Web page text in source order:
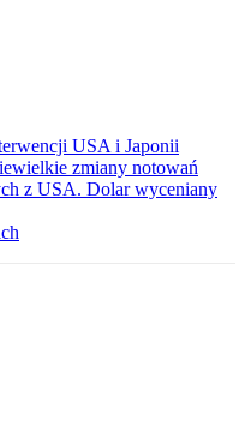
USA i Japonii
zmiany notowań
z USA. Dolar wyceniany